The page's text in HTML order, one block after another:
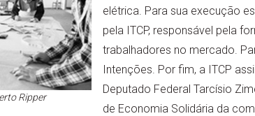
Ripper
elétrica. Para sua execução
pela ITCP, responsável pela
trabalhadores no mercado.
Intenções. Por fim, a ITCP
Deputado Federal Tarcísio
de Economia Solidária da